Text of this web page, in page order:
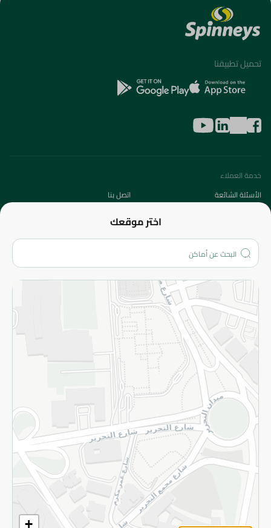
اختر موقعك
+
تحميل تطبيقنا
خدمة العملاء
الأسئلة الشائعة
اتصل بنا
من نحن؟
الفروع
المزيد
الاسترجاع
سياسة الاستخدام
سياسة الخصوصية
قم بالتسجيل للنشرة
©2026 - Spinneys | جميع الحقوق محفوظة